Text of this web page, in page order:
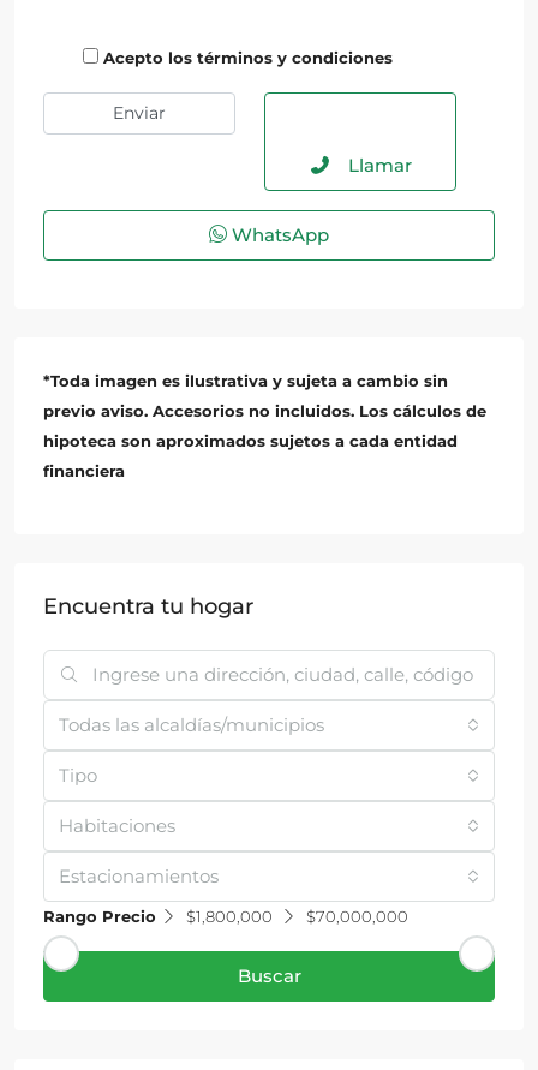
Acepto los términos y condiciones
Llamar
WhatsApp
*Toda imagen es ilustrativa y sujeta a cambio sin
previo aviso. Accesorios no incluidos. Los cálculos de
hipoteca son aproximados sujetos a cada entidad
financiera
Encuentra tu hogar
Todas las alcaldías/municipios
Tipo
Habitaciones
Estacionamientos
Rango Precio $1,800,000 $70,000,000
Buscar